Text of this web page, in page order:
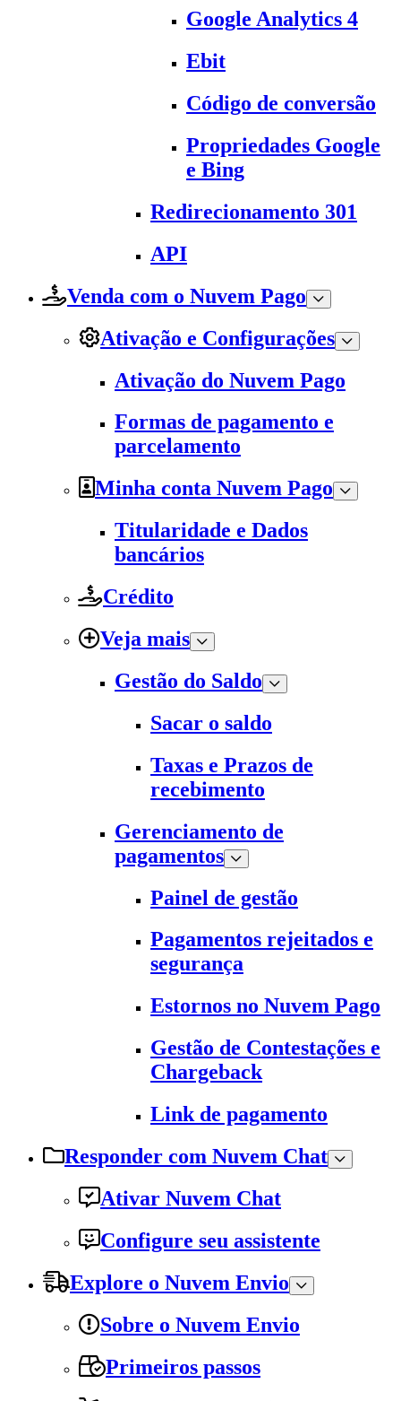
Google Analytics 4
Ebit
Código de conversão
Propriedades Google
e Bing
Redirecionamento 301
API
Venda com o Nuvem Pago
Ativação e Configurações
Ativação do Nuvem Pago
Formas de pagamento e
parcelamento
Minha conta Nuvem Pago
Titularidade e Dados
bancários
Crédito
Veja mais
Gestão do Saldo
Sacar o saldo
Taxas e Prazos de
recebimento
Gerenciamento de
pagamentos
Painel de gestão
Pagamentos rejeitados e
segurança
Estornos no Nuvem Pago
Gestão de Contestações e
Chargeback
Link de pagamento
Responder com Nuvem Chat
Ativar Nuvem Chat
Configure seu assistente
Explore o Nuvem Envio
Sobre o Nuvem Envio
Primeiros passos